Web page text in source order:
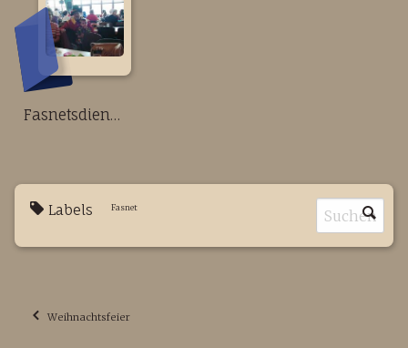
Fasnetsdienstag
Labels Fasnet
Weihnachtsfeier